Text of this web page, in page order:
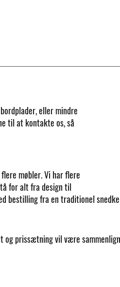
eller mindre
til at kontakte os, så
møbler. Vi har flere
for alt fra design til
bestilling fra en traditionel
og prissætning vil være